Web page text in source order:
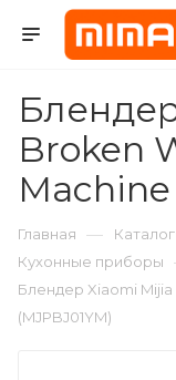
Broken
Machine
Главная — Каталог
Кухонные приборы
Блендер Xiaomi
(MJPBJ01YM)